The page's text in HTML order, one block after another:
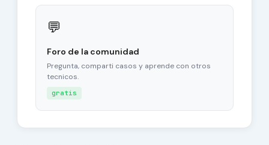
💬
Foro de la comunidad
Pregunta, comparti casos y aprende con otros
tecnicos.
gratis